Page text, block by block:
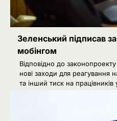
Зеленський підписав
мобінгом
Відповідно до
нові заходи для реагування
та інший тиск на